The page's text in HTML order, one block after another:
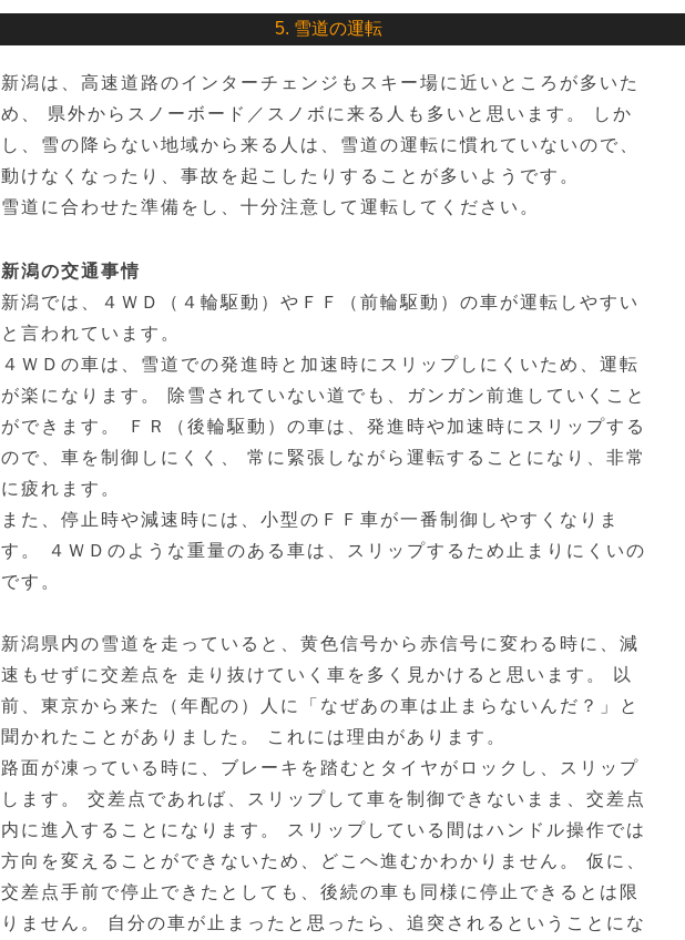
5. 雪道の運転
新潟は、高速道路のインターチェンジもスキー場に近いところが多いた
め、 県外からスノーボード／スノボに来る人も多いと思います。 しか
し、雪の降らない地域から来る人は、雪道の運転に慣れていないので、
動けなくなったり、事故を起こしたりすることが多いようです。
雪道に合わせた準備をし、十分注意して運転してください。
新潟の交通事情
新潟では、４ＷＤ（４輪駆動）やＦＦ（前輪駆動）の車が運転しやすい
と言われています。
４ＷＤの車は、雪道での発進時と加速時にスリップしにくいため、運転
が楽になります。 除雪されていない道でも、ガンガン前進していくこと
ができます。 ＦＲ（後輪駆動）の車は、発進時や加速時にスリップする
ので、車を制御しにくく、 常に緊張しながら運転することになり、非常
に疲れます。
また、停止時や減速時には、小型のＦＦ車が一番制御しやすくなりま
す。 ４ＷＤのような重量のある車は、スリップするため止まりにくいの
です。
新潟県内の雪道を走っていると、黄色信号から赤信号に変わる時に、減
速もせずに交差点を 走り抜けていく車を多く見かけると思います。 以
前、東京から来た（年配の）人に「なぜあの車は止まらないんだ？」と
聞かれたことがありました。 これには理由があります。
路面が凍っている時に、ブレーキを踏むとタイヤがロックし、スリップ
します。 交差点であれば、スリップして車を制御できないまま、交差点
内に進入することになります。 スリップしている間はハンドル操作では
方向を変えることができないため、どこへ進むかわかりません。 仮に、
交差点手前で停止できたとしても、後続の車も同様に停止できるとは限
りません。 自分の車が止まったと思ったら、追突されるということにな